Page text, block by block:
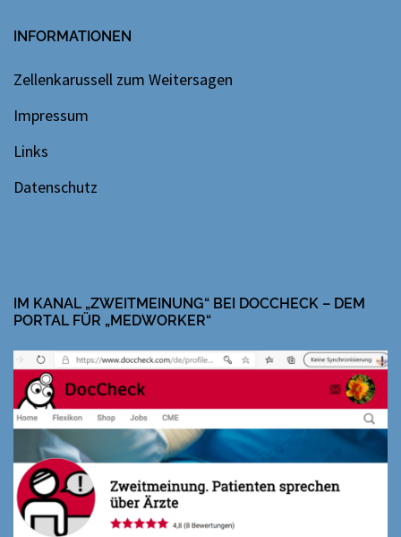
INFORMATIONEN
Zellenkarussell zum Weitersagen
Impressum
Links
Datenschutz
IM KANAL „ZWEITMEINUNG“ BEI DOCCHECK – DEM
PORTAL FÜR „MEDWORKER“